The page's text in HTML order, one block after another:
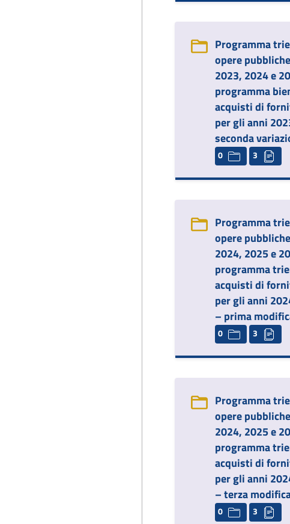
Programma
opere
2023, 2024 e
programma
acquisti di
per gli anni
seconda
0 3
Programma
opere
2024, 2025 e
programma
acquisti di
per gli anni
– prima
0 3
Programma
opere
2024, 2025 e
programma
acquisti di
per gli anni
– terza
0 3